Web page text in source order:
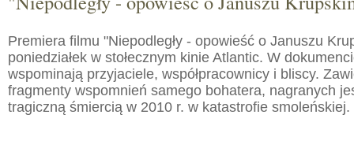
Premiera filmu "Niepodległy - opowieść o Januszu
poniedziałek w stołecznym kinie Atlantic. W
wspominają przyjaciele, współpracownicy i bliscy.
fragmenty wspomnień samego bohatera, nagranych
tragiczną śmiercią w 2010 r. w katastrofie smoleńskiej.